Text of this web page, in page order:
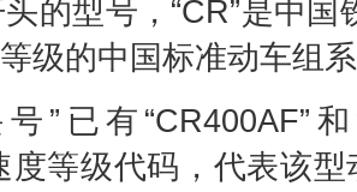
头的型号，“CR”是中
级的中国标准动车组
有“CR400AF”和
度等级代码，代表该